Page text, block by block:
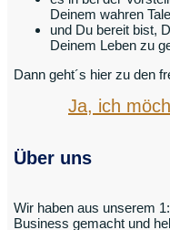
Deinem wahren
und Du bereit bist,
Deinem Leben zu
Dann geht´s hier zu den
Ja, ich
Über uns
Wir haben aus unserem
Business gemacht und